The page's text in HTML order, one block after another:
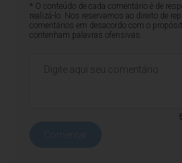
* O conteúdo de cada comentário é de
realizá-lo. Nos reservamos ao direito de
comentários em desacordo com o
contenham palavras ofensivas.